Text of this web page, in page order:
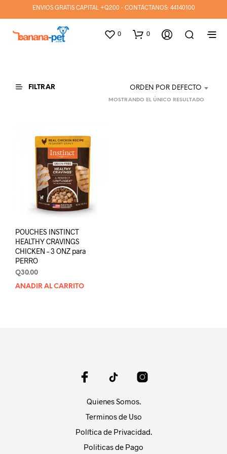
ENVIOS GRATIS CAPITAL +Q200 - CONTÁCTANOS: 44140100
0 0
FILTRAR ORDEN POR DEFECTO
MOSTRANDO EL ÚNICO RESULTADO
POUCHES INSTINCT
HEALTHY CRAVINGS
CHICKEN – 3 ONZ para
PERRO
Q30.00
AÑADIR AL CARRITO
Quienes Somos.
Terminos de Uso
Política de Privacidad.
Politicas de Pago